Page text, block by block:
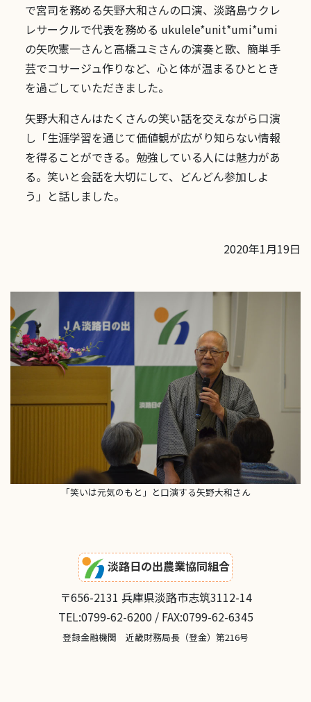
で宮司を務める矢野大和さんの口演、淡路島ウクレ
レサークルで代表を務める ukulele*unit*umi*umi
の矢吹憲一さんと高橋ユミさんの演奏と歌、簡単手
芸でコサージュ作りなど、心と体が温まるひととき
を過ごしていただきました。
矢野大和さんはたくさんの笑い話を交えながら口演
し「生涯学習を通じて価値観が広がり知らない情報
を得ることができる。勉強している人には魅力があ
る。笑いと会話を大切にして、どんどん参加しよ
う」と話しました。
2020年1月19日
「笑いは元気のもと」と口演する矢野大和さん
淡路日の出農業協同組合
〒656-2131 兵庫県淡路市志筑3112-14
TEL:0799-62-6200 / FAX:0799-62-6345
登録金融機関 近畿財務局長（登金）第216号